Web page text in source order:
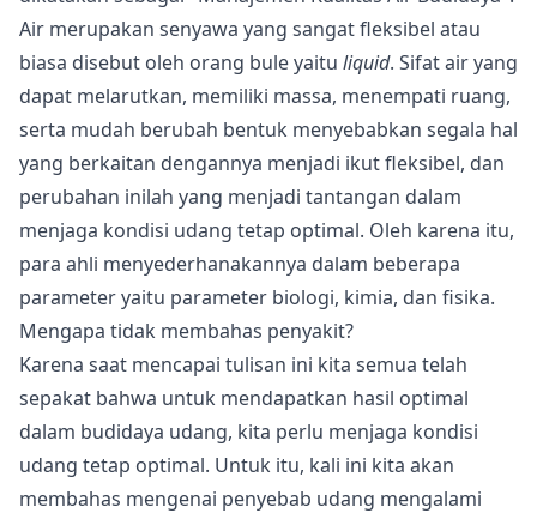
Air merupakan senyawa yang sangat fleksibel atau
biasa disebut oleh orang bule yaitu liquid. Sifat air yang
dapat melarutkan, memiliki massa, menempati ruang,
serta mudah berubah bentuk menyebabkan segala hal
yang berkaitan dengannya menjadi ikut fleksibel, dan
perubahan inilah yang menjadi tantangan dalam
menjaga kondisi udang tetap optimal. Oleh karena itu,
para ahli menyederhanakannya dalam beberapa
parameter yaitu parameter biologi, kimia, dan fisika.
Mengapa tidak membahas penyakit?
Karena saat mencapai tulisan ini kita semua telah
sepakat bahwa untuk mendapatkan hasil optimal
dalam budidaya udang, kita perlu menjaga kondisi
udang tetap optimal. Untuk itu, kali ini kita akan
membahas mengenai penyebab udang mengalami